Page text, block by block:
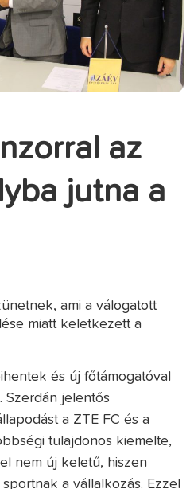
az
jutna a
ami a válogatott
miatt keletkezett a
és új főtámogatóval
Szerdán jelentős
a ZTE FC és a
tulajdonos kiemelte,
nem új keletű, hiszen
a vállalkozás. Ezzel